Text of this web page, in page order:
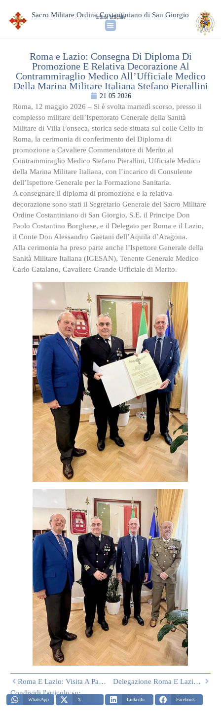
Sacro Militare Ordine Costantiniano di San Giorgio
ordine ufficiale
Roma e Lazio: Consegna Di Diploma Di
Promozione E Relativa Decorazione Al
Contrammiraglio Medico All’Ufficiale Medico
Della Marina Militare Italiana Stefano Pierallini
21 05 2026
Roma, 12 maggio 2026 – Si è svolta martedì scorso, presso il
complesso militare dell’Ispettorato Generale della Sanità
Militare di Villa Fonseca, storica sede situata sul colle Celio in
Roma, la cerimonia di conferimento del Diploma di
promozione a Cavaliere Commendatore di Merito al
Contrammiraglio Medico Stefano Pierallini, Ufficiale Medico
della Marina Militare Italiana, con l’incarico di Consulente
dell’Ispettore Generale per la Formazione Sanitaria.
A consegnare il diploma di promozione e la relativa
decorazione sono stati il Segretario Generale del Sacro Militare
Ordine Costantiniano di San Giorgio, S.E. il Principe Don
Paolo Costantino Borghese, e il Delegato per Roma e il Lazio,
il Conte Don Alessandro Gaetani dell’Aquila d’Aragona.
Alla cerimonia ha preso parte anche l’Ispettore Generale della
Sanità Militare Italiana (IGESAN), Tenente Generale Medico
Carlo Catalano, Cavaliere Grande Ufficiale di Merito.
Roma E Lazio: Visita A Palazzo Madama
Delegazione Roma E Lazio: Cerimonia A Palazzo Esercito, Sede Dello Stato Maggiore Di Difesa. Il Segretario Generale Del Sacro Militare Ordine Costantiniano Di San Giorgio Consegna Le Onorificenze.
Condividi l'articolo su:
WhatsApp X LinkedIn Facebook